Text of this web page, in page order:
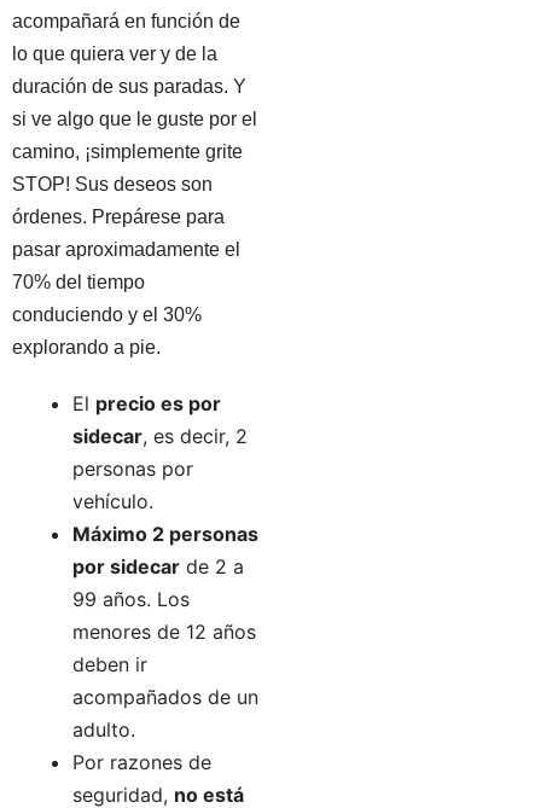
acompañará en función de
lo que quiera ver y de la
duración de sus paradas. Y
si ve algo que le guste por el
camino, ¡simplemente grite
STOP! Sus deseos son
órdenes. Prepárese para
pasar aproximadamente el
70% del tiempo
conduciendo y el 30%
explorando a pie.
El precio es por
sidecar, es decir, 2
personas por
vehículo.
Máximo 2 personas
por sidecar de 2 a
99 años. Los
menores de 12 años
deben ir
acompañados de un
adulto.
Por razones de
seguridad, no está